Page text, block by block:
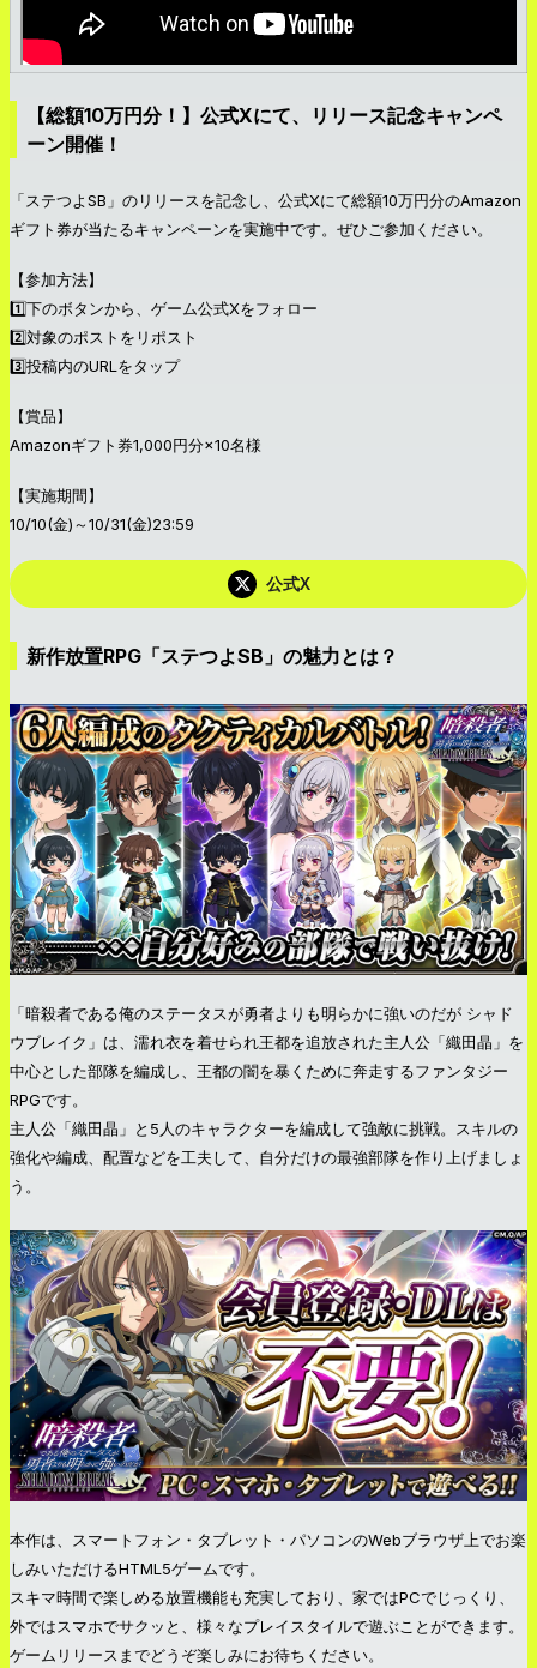
【総額10万円分！】公式Xにて、リリース記念キャンペ
ーン開催！
「ステつよSB」のリリースを記念し、公式Xにて総額10万円分のAmazon
ギフト券が当たるキャンペーンを実施中です。ぜひご参加ください。
【参加方法】
1️⃣下のボタンから、ゲーム公式Xをフォロー
2️⃣対象のポストをリポスト
3️⃣投稿内のURLをタップ
【賞品】
Amazonギフト券1,000円分×10名様
【実施期間】
10/10(金)～10/31(金)23:59
公式X
新作放置RPG「ステつよSB」の魅力とは？
「暗殺者である俺のステータスが勇者よりも明らかに強いのだが シャド
ウブレイク」は、濡れ衣を着せられ王都を追放された主人公「織田晶」を
中心とした部隊を編成し、王都の闇を暴くために奔走するファンタジー
RPGです。
主人公「織田晶」と5人のキャラクターを編成して強敵に挑戦。スキルの
強化や編成、配置などを工夫して、自分だけの最強部隊を作り上げましょ
う。
本作は、スマートフォン・タブレット・パソコンのWebブラウザ上でお楽
しみいただけるHTML5ゲームです。
スキマ時間で楽しめる放置機能も充実しており、家ではPCでじっくり、
外ではスマホでサクッと、様々なプレイスタイルで遊ぶことができます。
ゲームリリースまでどうぞ楽しみにお待ちください。